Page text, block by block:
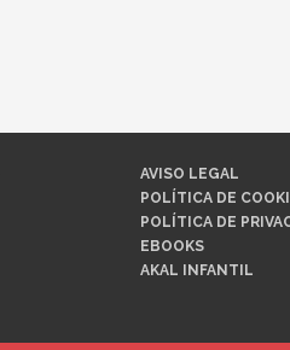
AVISO LEGAL
POLÍTICA DE
POLÍTICA DE
EBOOKS
AKAL INFANTIL